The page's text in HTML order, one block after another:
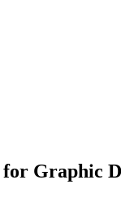
Graphic